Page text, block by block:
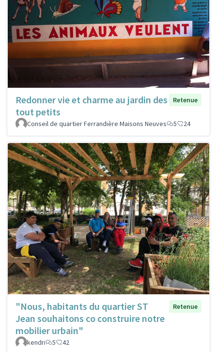
Redonner vie et charme au jardin des
tout petits
Retenue
Conseil de quartier Ferrandière Maisons Neuves 5 24
"Nous, habitants du quartier ST
Jean souhaitons co construire notre
mobilier urbain"
Retenue
kendri 5 42